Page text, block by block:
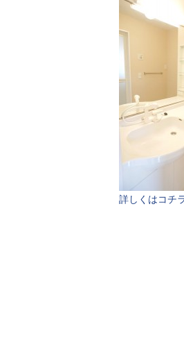
詳しくはコチ